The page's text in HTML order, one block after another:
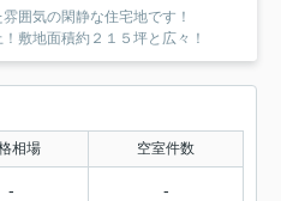
囲気の閑静な住宅地です！
敷地面積約２１５坪と広々！
相場 空室件数
- -